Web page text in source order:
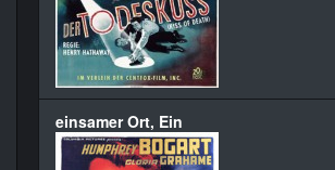
einsamer Ort, Ein